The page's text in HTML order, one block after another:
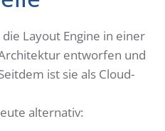
Layout Engine in einer
entworfen und
ist sie als Cloud-
alternativ: